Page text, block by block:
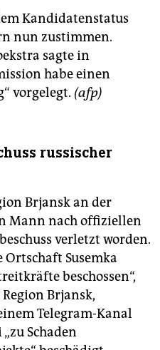
Kandidatenstatus
nun zustimmen.
sagte in
habe einen
vorgelegt. (afp)
russischer
Brjansk an der
Mann nach offiziellen
verletzt worden.
Susemka
beschossen“,
Brjansk,
Telegram-Kanal
Schaden